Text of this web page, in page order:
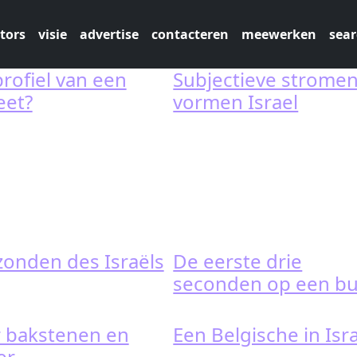
visie advertise contacteren meewerken
van een
Subjectieve stromen
vormen Israel
des Israëls De eerste drie
seconden op een
bakstenen en
Een Belgische in